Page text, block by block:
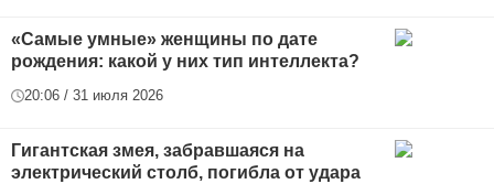
«Самые умные» женщины по дате
рождения: какой у них тип интеллекта?
20:06 / 31 июля 2026
Гигантская змея, забравшаяся на
электрический столб, погибла от удара